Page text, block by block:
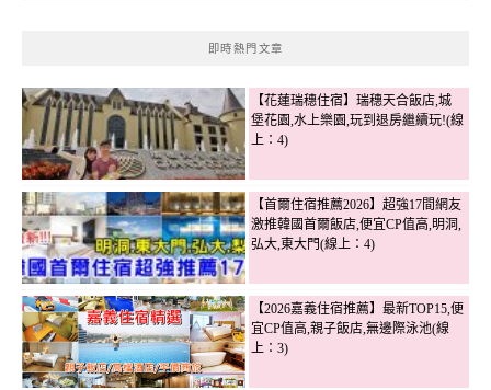
即時熱門文章
【花蓮瑞穗住宿】瑞穗天合飯店,城
堡花園,水上樂園,玩到退房繼續玩!(線
上：4)
【首爾住宿推薦2026】超強17間網友
激推韓國首爾飯店,便宜CP值高,明洞,
弘大,東大門(線上：4)
【2026嘉義住宿推薦】最新TOP15,便
宜CP值高,親子飯店,無邊際泳池(線
上：3)